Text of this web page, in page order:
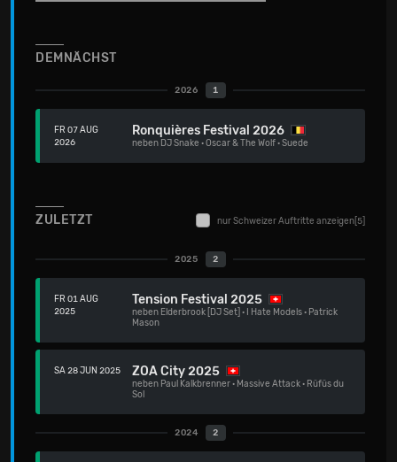
DEMNÄCHST
2026 1
FR 07 AUG
2026
Ronquières Festival 2026
neben DJ Snake ·Oscar & The Wolf·Suede
ZULETZT nur Schweizer Auftritte anzeigen [5]
2025 2
FR 01 AUG
2025
Tension Festival 2025
neben Elderbrook [DJ Set] · I Hate Models· Patrick
Mason
SA 28 JUN 2025 ZOA City 2025
neben Paul Kalkbrenner· Massive Attack· Rüfüs du
Sol
2024 2